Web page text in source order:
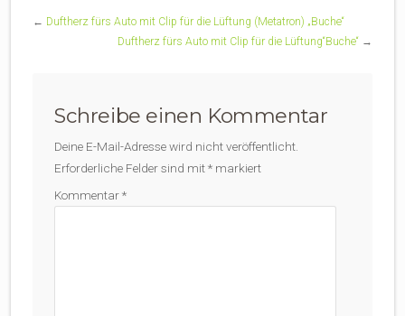
← Duftherz fürs Auto mit Clip für die Lüftung (Metatron) „Buche“
Duftherz fürs Auto mit Clip für die Lüftung“Buche“ →
Schreibe einen Kommentar
Deine E-Mail-Adresse wird nicht veröffentlicht.
Erforderliche Felder sind mit* markiert
Kommentar*